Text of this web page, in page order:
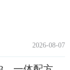
2026-08-07